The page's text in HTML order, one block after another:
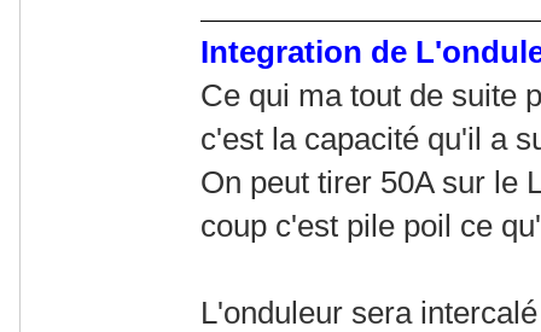
Integration de
Ce qui ma tout de suite
c'est la capacité qu'il a
On peut tirer 50A sur le
coup c'est pile poil ce
L'onduleur sera